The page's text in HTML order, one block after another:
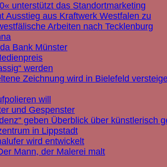
unterstützt das Standortmarketing
Ausstieg aus Kraftwerk Westfalen zu
Arbeiten nach Tecklenburg
Bank Münster
werden
Zeichnung wird in Bielefeld
will
und Gespenster
geben Überblick über künstlerisch
in Lippstadt
wird entwickelt
Mann, der Malerei malt